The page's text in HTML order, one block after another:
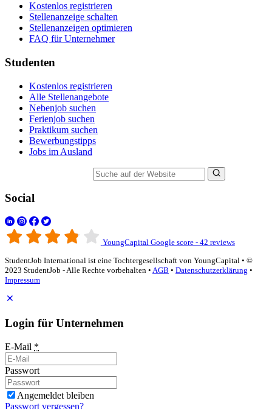
Kostenlos registrieren
Stellenanzeige schalten
Stellenanzeigen optimieren
FAQ für Unternehmer
Studenten
Kostenlos registrieren
Alle Stellenangebote
Nebenjob suchen
Ferienjob suchen
Praktikum suchen
Bewerbungstipps
Jobs im Ausland
Social
YoungCapital Google score - 42 reviews
StudentJob International ist eine Tochtergesellschaft von YoungCapital • ©
2023 StudentJob - Alle Rechte vorbehalten • AGB • Datenschutzerklärung •
Impressum
Login für Unternehmen
E-Mail *
Passwort
Angemeldet bleiben
Passwort vergessen?